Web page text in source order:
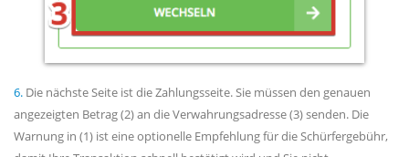
6. Die nächste Seite ist die Zahlungsseite. Sie müssen den genauen
angezeigten Betrag (2) an die Verwahrungsadresse (3) senden. Die
Warnung in (1) ist eine optionelle Empfehlung für die Schürfergebühr,